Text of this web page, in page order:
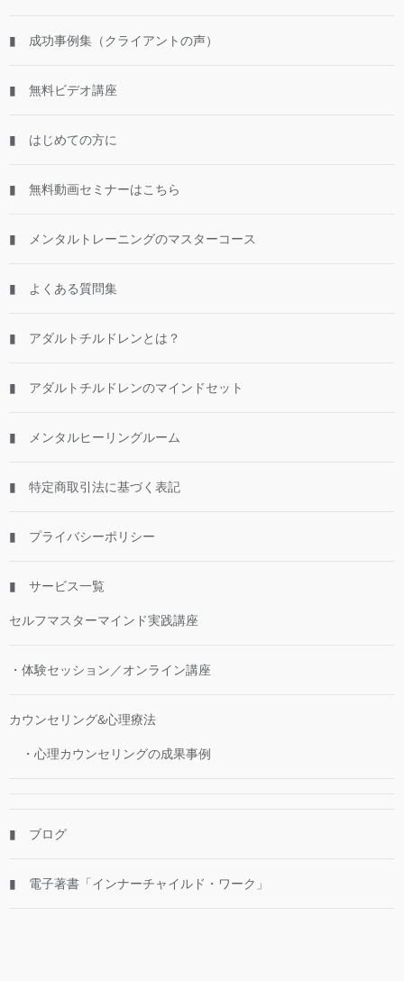
▮ 成功事例集（クライアントの声）
▮ 無料ビデオ講座
▮ はじめての方に
▮ 無料動画セミナーはこちら
▮ メンタルトレーニングのマスターコース
▮ よくある質問集
▮ アダルトチルドレンとは？
▮ アダルトチルドレンのマインドセット
▮ メンタルヒーリングルーム
▮ 特定商取引法に基づく表記
▮ プライバシーポリシー
▮ サービス一覧
セルフマスターマインド実践講座
・体験セッション／オンライン講座
カウンセリング&心理療法
・心理カウンセリングの成果事例
▮ ブログ
▮ 電子著書「インナーチャイルド・ワーク」